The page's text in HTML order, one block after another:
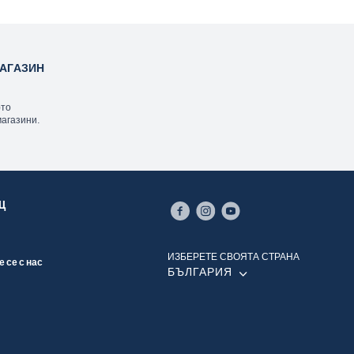
се с нас
ИЗБЕРЕТЕ СВОЯТА СТРАНА
БЪЛГАРИЯ